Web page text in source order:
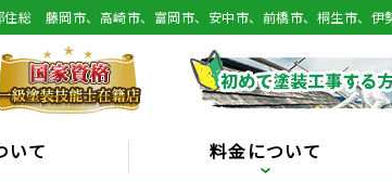
総 藤岡市、高崎市、富岡市、安中市、前橋市、桐生市、
いて 料金について